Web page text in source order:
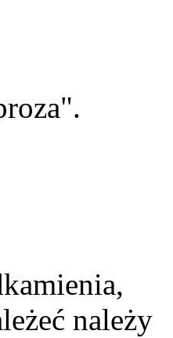
należy